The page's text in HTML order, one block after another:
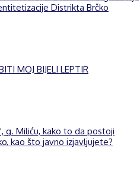
Distrikta Brčko
MOJ BIJELI LEPTIR
g. Miliću, kako to da postoji
kao što javno izjavljujete?